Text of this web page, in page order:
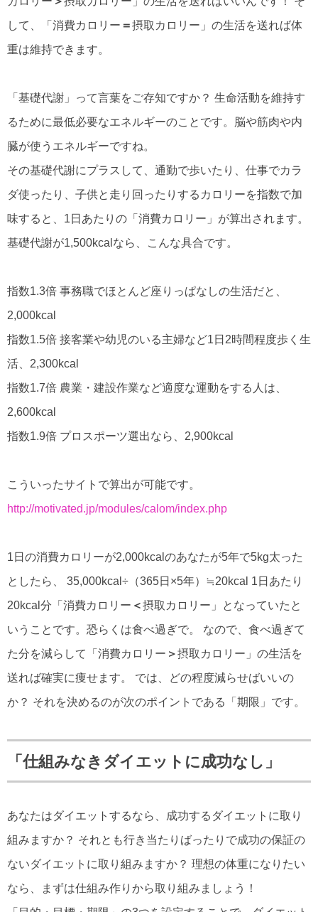
して、「消費カロリー ＝摂取カロリー」の生活を送れば体
重は維持できます。
「基礎代謝」って言葉をご存知ですか？ 生命活動を維持す
るために最低必要なエネルギーのことです。脳や筋肉や内
臓が使うエネルギーですね。
その基礎代謝にプラスして、通勤で歩いたり、仕事でカラ
ダ使ったり、子供と走り回ったりするカロリーを指数で加
味すると、1日あたりの「消費カロリー」が算出されます。
基礎代謝が1,500kcalなら、こんな具合です。
指数1.3倍 事務職でほとんど座りっぱなしの生活だと、
2,000kcal
指数1.5倍 接客業や幼児のいる主婦など1日2時間程度歩く生
活、2,300kcal
指数1.7倍 農業・建設作業など適度な運動をする人は、
2,600kcal
指数1.9倍 プロスポーツ選出なら、2,900kcal
こういったサイトで算出が可能です。
http://motivated.jp/modules/calom/index.php
1日の消費カロリーが2,000kcalのあなたが5年で5kg太った
としたら、 35,000kcal÷（365日×5年）≒20kcal 1日あたり
20kcal分「消費カロリー ＜摂取カロリー」となっていたと
いうことです。恐らくは食べ過ぎで。 なので、食べ過ぎて
た分を減らして「消費カロリー ＞摂取カロリー」の生活を
送れば確実に痩せます。 では、どの程度減らせばいいの
か？ それを決めるのが次のポイントである「期限」です。
「仕組みなきダイエットに成功なし」
あなたはダイエットするなら、成功するダイエットに取り
組みますか？ それとも行き当たりばったりで成功の保証の
ないダイエットに取り組みますか？ 理想の体重になりたい
なら、まずは仕組み作りから取り組みましょう！